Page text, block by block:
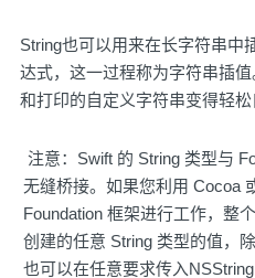
String也可以用来在长字符串中
达式，这一过程称为字符串插
和打印的自定义字符串变得轻松
注意：Swift 的 String 类型与
无缝桥接。如果您利用 Cocoa
Foundation 框架进行工作，整
创建的任意 String 类型的值，
也可以在任意要求传入